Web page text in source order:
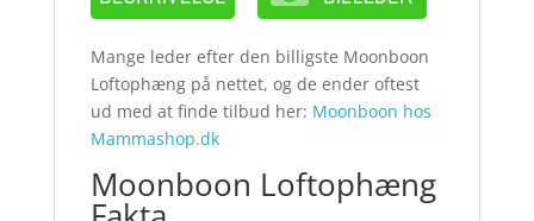
Mange leder efter den billigste Moonboon
Loftophæng på nettet, og de ender oftest
ud med at finde tilbud her: Moonboon hos
Mammashop.dk
Moonboon Loftophæng